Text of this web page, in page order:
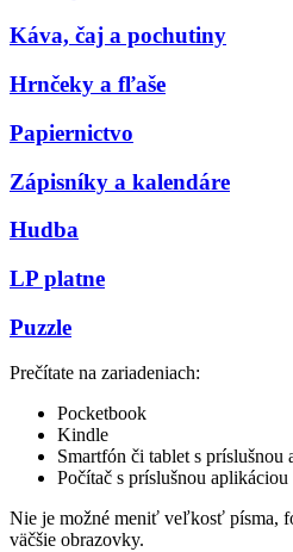
Káva, čaj a pochutiny
Hrnčeky a fľaše
Papiernictvo
Zápisníky a kalendáre
Hudba
LP platne
Puzzle
Prečítate na zariadeniach:
Pocketbook
Kindle
Smartfón či tablet s príslušnou
Počítač s príslušnou aplikáciou
Nie je možné meniť veľkosť písma,
väčšie obrazovky.